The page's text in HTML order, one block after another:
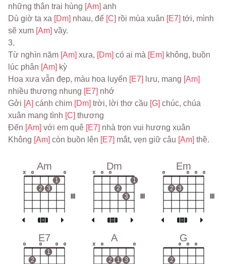
những thân trai hùng [Am] anh
Dù giờ ta xa [Dm] nhau, để [C] rồi mùa xuân [E7] tới, mình
sẽ xum [Am] vầy.
3.
Từ nghìn năm [Am] xưa, [Dm] có ai mà [Em] không, buồn
lúc phân [Am] kỳ
Hoa xưa vẫn đẹp, màu hoa luyến [E7] lưu, mang
nhiều thương nhung [E7] nhớ
Gởi [A] cánh chim [Dm] trời, lời thơ cầu [G] chúc, chúa
xuân mang tình [C] thương
Đến [Am] với em quê [E7] nhà trọn vui hương xuân
Không [Am] còn buồn lên [E7] mắt, vẹn giữ câu [Am] thề.
Am
x o
2 3
1
o
Dm
x o o
2
3
1
Em
o
2 3
o o o
E7
o
2
o
1
o o
A
x o
2 1 3
o
G
2
o o o